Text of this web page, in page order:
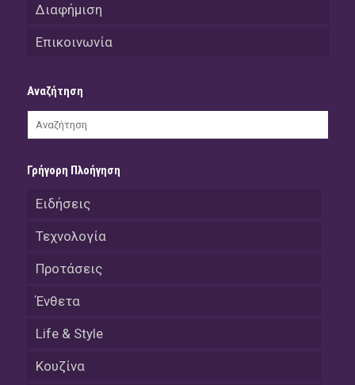
Διαφήμιση
Επικοινωνία
Αναζήτηση
Γρήγορη Πλοήγηση
Ειδήσεις
Τεχνολογία
Προτάσεις
Ένθετα
Life & Style
Κουζίνα